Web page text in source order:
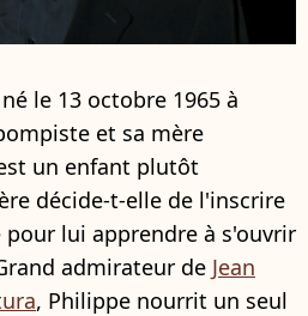
le 13 octobre 1965 à
et sa mère
un enfant plutôt
décide-t-elle de l'inscrire
lui apprendre à s'ouvrir
admirateur de Jean
, Philippe nourrit un seul